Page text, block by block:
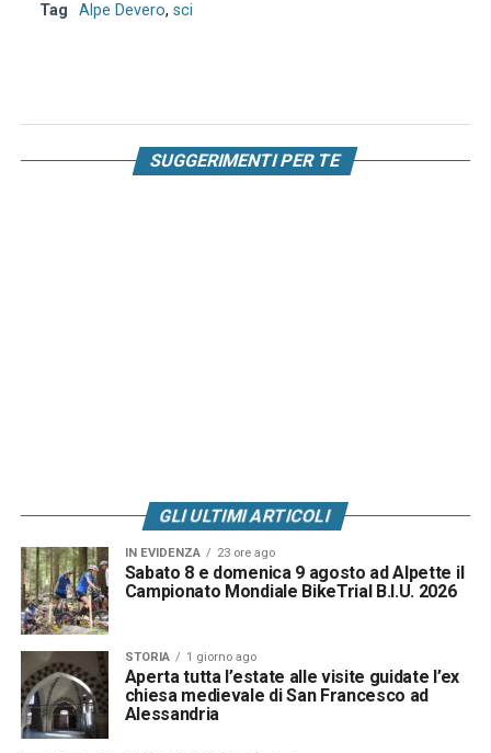
Tag
Alpe Devero, sci
SUGGERIMENTI PER TE
GLI ULTIMI ARTICOLI
IN EVIDENZA 23 ore ago
Sabato 8 e domenica 9 agosto ad Alpette il
Campionato Mondiale BikeTrial B.I.U. 2026
STORIA 1 giorno ago
Aperta tutta l’estate alle visite guidate l’ex
chiesa medievale di San Francesco ad
Alessandria